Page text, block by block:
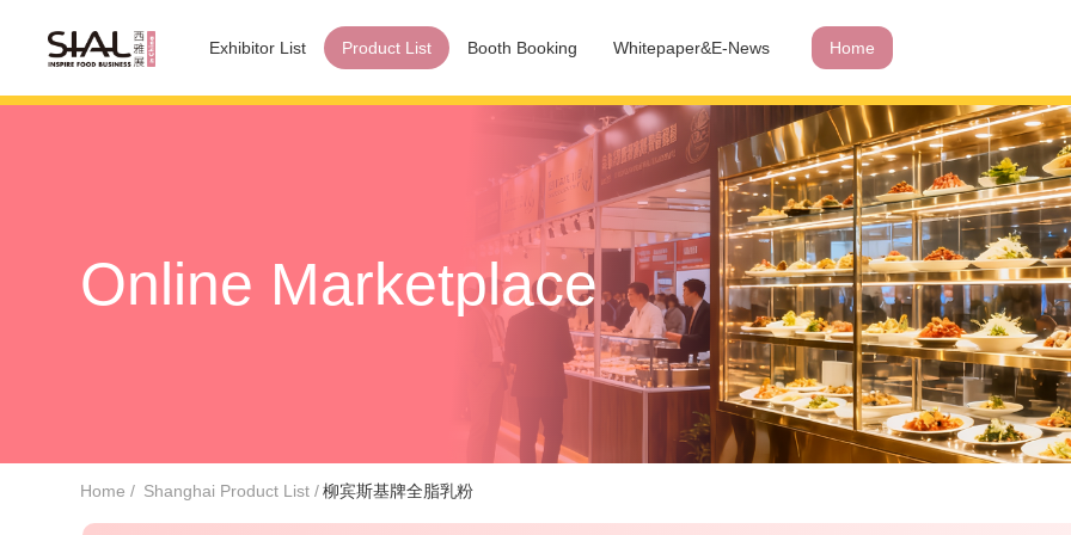
Exhibitor List Product List Booth Booking Whitepaper&E-News Home
Online Marketplace
Home Shanghai Product List 柳宾斯基牌全脂乳粉